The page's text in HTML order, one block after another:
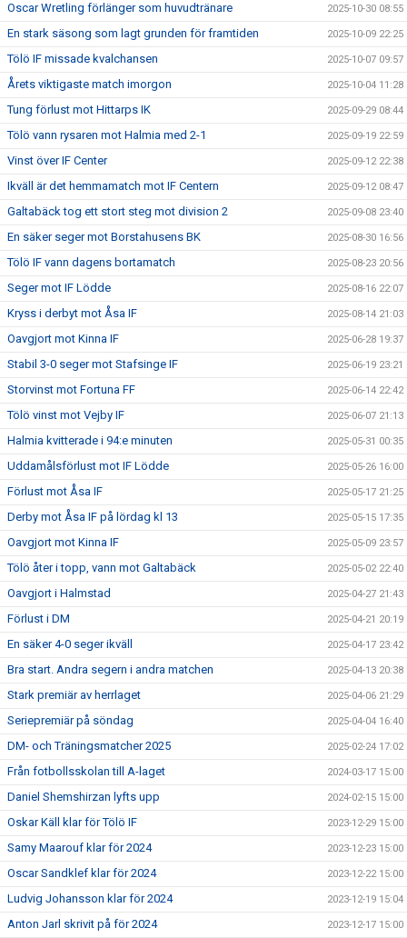
Oscar Wretling förlänger som huvudtränare 2025-10-30 08:55
En stark säsong som lagt grunden för framtiden 2025-10-09 22:25
Tölö IF missade kvalchansen 2025-10-07 09:57
Årets viktigaste match imorgon 2025-10-04 11:28
Tung förlust mot Hittarps IK 2025-09-29 08:44
Tölö vann rysaren mot Halmia med 2-1 2025-09-19 22:59
Vinst över IF Center 2025-09-12 22:38
Ikväll är det hemmamatch mot IF Centern 2025-09-12 08:47
Galtabäck tog ett stort steg mot division 2 2025-09-08 23:40
En säker seger mot Borstahusens BK 2025-08-30 16:56
Tölö IF vann dagens bortamatch 2025-08-23 20:56
Seger mot IF Lödde 2025-08-16 22:07
Kryss i derbyt mot Åsa IF 2025-08-14 21:03
Oavgjort mot Kinna IF 2025-06-28 19:37
Stabil 3-0 seger mot Stafsinge IF 2025-06-19 23:21
Storvinst mot Fortuna FF 2025-06-14 22:42
Tölö vinst mot Vejby IF 2025-06-07 21:13
Halmia kvitterade i 94:e minuten 2025-05-31 00:35
Uddamålsförlust mot IF Lödde 2025-05-26 16:00
Förlust mot Åsa IF 2025-05-17 21:25
Derby mot Åsa IF på lördag kl 13 2025-05-15 17:35
Oavgjort mot Kinna IF 2025-05-09 23:57
Tölö åter i topp, vann mot Galtabäck 2025-05-02 22:40
Oavgjort i Halmstad 2025-04-27 21:43
Förlust i DM 2025-04-21 20:19
En säker 4-0 seger ikväll 2025-04-17 23:42
Bra start. Andra segern i andra matchen 2025-04-13 20:38
Stark premiär av herrlaget 2025-04-06 21:29
Seriepremiär på söndag 2025-04-04 16:40
DM- och Träningsmatcher 2025 2025-02-24 17:02
Från fotbollsskolan till A-laget 2024-03-17 15:00
Daniel Shemshirzan lyfts upp 2024-02-15 15:00
Oskar Käll klar för Tölö IF 2023-12-29 15:00
Samy Maarouf klar för 2024 2023-12-23 15:00
Oscar Sandklef klar för 2024 2023-12-22 15:00
Ludvig Johansson klar för 2024 2023-12-19 15:04
Anton Jarl skrivit på för 2024 2023-12-17 15:00